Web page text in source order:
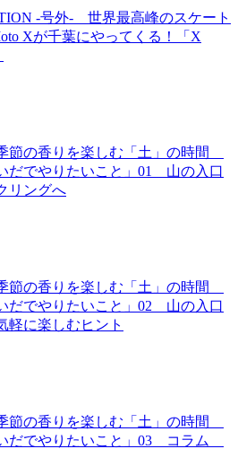
-号外- 世界最高峰のスケート
Xが千葉にやってくる！「X
節の香りを楽しむ「土」の時間
だでやりたいこと」01 山の入口
リングへ
節の香りを楽しむ「土」の時間
だでやりたいこと」02 山の入口
に楽しむヒント
節の香りを楽しむ「土」の時間
だでやりたいこと」03 コラム